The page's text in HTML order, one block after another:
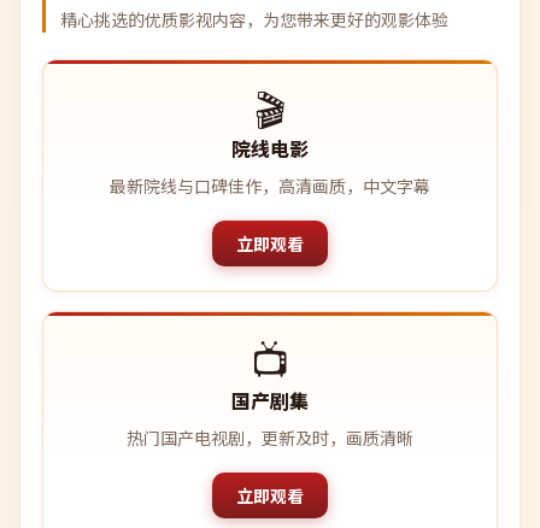
精心挑选的优质影视内容，为您带来更好的观影体验
🎬
院线电影
最新院线与口碑佳作，高清画质，中文字幕
立即观看
📺
国产剧集
热门国产电视剧，更新及时，画质清晰
立即观看